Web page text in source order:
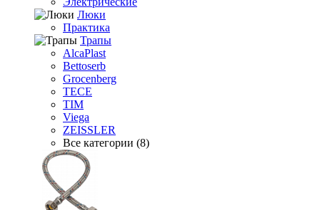
Люки
Практика
Трапы
AlcaPlast
Bettoserb
Grocenberg
TECE
TIM
Viega
ZEISSLER
Все категории (8)